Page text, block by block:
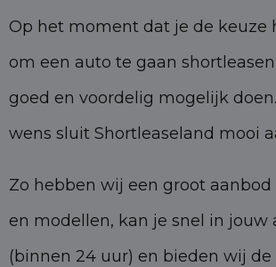
Op het moment dat je de keuze
om een auto te gaan
goed en voordelig mogelijk
wens sluit Shortleaseland mooi
Zo hebben wij een groot
en modellen, kan je snel in jouw
(binnen 24 uur) en bieden wij de